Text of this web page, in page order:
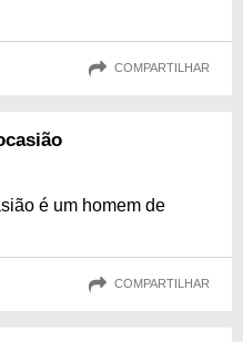
COMPARTILHAR
é um homem de
COMPARTILHAR